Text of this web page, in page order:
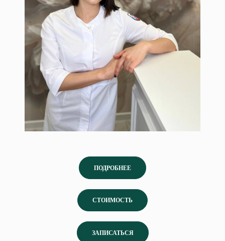
ПОДРОБНЕЕ
СТОИМОСТЬ
ЗАПИСАТЬСЯ